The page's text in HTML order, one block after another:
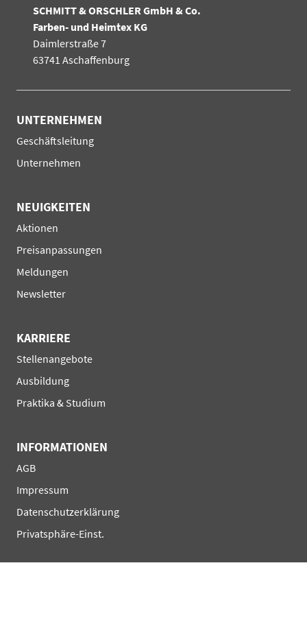
SCHMITT & ORSCHLER GmbH & Co.
Farben- und Heimtex KG
Daimlerstraße 7
63741 Aschaffenburg
UNTERNEHMEN
Navigation
Geschäftsleitung
Unternehmen
NEUIGKEITEN
Navigation
Aktionen
Preisanpassungen
Meldungen
Newsletter
KARRIERE
Navigation
überspringen
Stellenangebote
Ausbildung
Praktika & Studium
INFORMATIONEN
Navigation
AGB
Impressum
Datenschutzerklärung
Privatsphäre-Einst.